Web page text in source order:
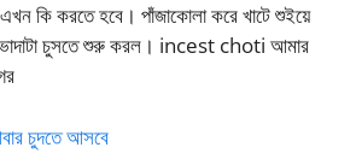
এখন কি করতে হবে। পাঁজাকোলা করে খাটে শুইয়ে
চুসতে শুরু করল। incest choti আমার
চুদতে আসবে